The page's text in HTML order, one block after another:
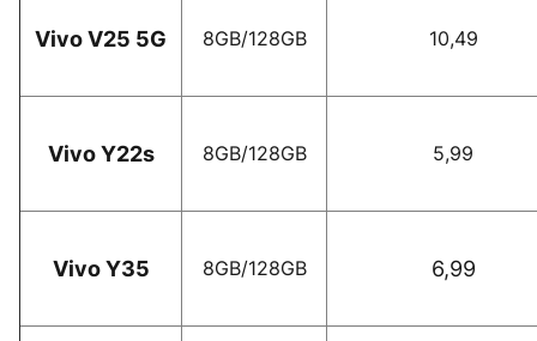
Vivo V25 5G 8GB/128GB 10,49
Vivo Y22s 8GB/128GB 5,99
Vivo Y35 8GB/128GB 6,99